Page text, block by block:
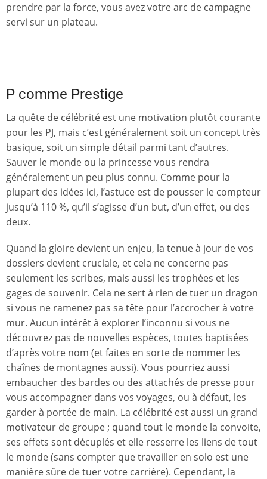
prendre par la force, vous avez votre arc de campagne
servi sur un plateau.
P comme Prestige
La quête de célébrité est une motivation plutôt courante
pour les PJ, mais c’est généralement soit un concept très
basique, soit un simple détail parmi tant d’autres.
Sauver le monde ou la princesse vous rendra
généralement un peu plus connu. Comme pour la
plupart des idées ici, l’astuce est de pousser le compteur
jusqu’à 110 %, qu’il s’agisse d’un but, d’un effet, ou des
deux.
Quand la gloire devient un enjeu, la tenue à jour de vos
dossiers devient cruciale, et cela ne concerne pas
seulement les scribes, mais aussi les trophées et les
gages de souvenir. Cela ne sert à rien de tuer un dragon
si vous ne ramenez pas sa tête pour l’accrocher à votre
mur. Aucun intérêt à explorer l’inconnu si vous ne
découvrez pas de nouvelles espèces, toutes baptisées
d’après votre nom (et faites en sorte de nommer les
chaînes de montagnes aussi). Vous pourriez aussi
embaucher des bardes ou des attachés de presse pour
vous accompagner dans vos voyages, ou à défaut, les
garder à portée de main. La célébrité est aussi un grand
motivateur de groupe ; quand tout le monde la convoite,
ses effets sont décuplés et elle resserre les liens de tout
le monde (sans compter que travailler en solo est une
manière sûre de tuer votre carrière). Cependant, la